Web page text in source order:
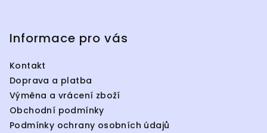
Informace pro vás
Kontakt
Doprava a platba
Výměna a vrácení zboží
Obchodní podmínky
Podmínky ochrany osobních údajů